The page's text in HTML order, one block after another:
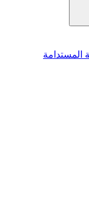
المستدامة